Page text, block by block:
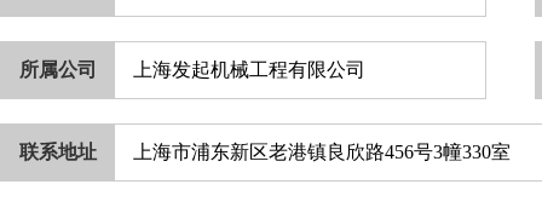
所属公司 上海发起机械工程有限公司
联系地址 上海市浦东新区老港镇良欣路456号3幢330室